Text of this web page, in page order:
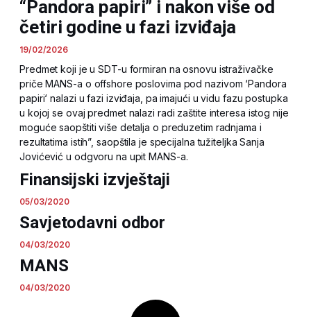
“Pandora papiri” i nakon više od
četiri godine u fazi izviđaja
19/02/2026
Predmet koji je u SDT-u formiran na osnovu istraživačke
priče MANS-a o offshore poslovima pod nazivom ‘Pandora
papiri‘ nalazi u fazi izviđaja, pa imajući u vidu fazu postupka
u kojoj se ovaj predmet nalazi radi zaštite interesa istog nije
moguće saopštiti više detalja o preduzetim radnjama i
rezultatima istih”, saopštila je specijalna tužiteljka Sanja
Jovićević u odgvoru na upit MANS-a.
Finansijski izvještaji
05/03/2020
Savjetodavni odbor
04/03/2020
MANS
04/03/2020